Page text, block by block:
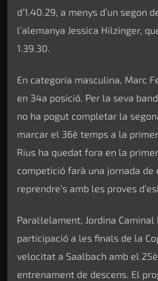
d’1.40.29, a menys d’un segon
l’alemanya Jessica Hilzinger,
1.39.30.
En categoria masculina, Marc
en 34a posició. Per la seva
no ha pogut completar la
marcar el 36è temps a la
Rius ha quedat fora en la
competició farà una jornada de
reprendre’s amb les proves
Paral·lelament, Jordina
participació a les finals de la
velocitat a Saalbach amb el
entrenament de descens. El